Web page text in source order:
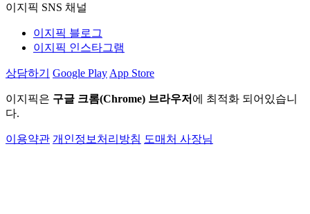
이지픽 SNS 채널
이지픽 블로그
이지픽 인스타그램
상담하기 Google Play App Store
이지픽은 구글 크롬(Chrome) 브라우저 에 최적화 되어있습니
다.
이용약관 개인정보처리방침 도매처 사장님